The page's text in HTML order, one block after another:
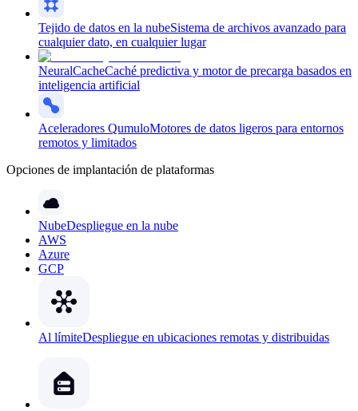
Tejido de datos en la nubeSistema de archivos avanzado para
cualquier dato, en cualquier lugar
NeuralCacheCaché predictiva y motor de precarga basados en
inteligencia artificial
Aceleradores QumuloMotores de datos ligeros para entornos
remotos y limitados
Opciones de implantación de plataformas
NubeDespliegue en la nube
AWS
Azure
GCP
Al límiteDespliegue en ubicaciones remotas y distribuidas